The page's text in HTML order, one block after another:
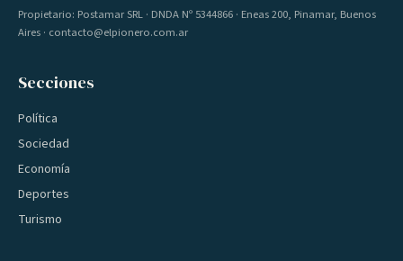
Propietario: Postamar SRL · DNDA Nº 5344866 · Eneas 200, Pinamar, Buenos
Aires · contacto@elpionero.com.ar
Secciones
Política
Sociedad
Economía
Deportes
Turismo